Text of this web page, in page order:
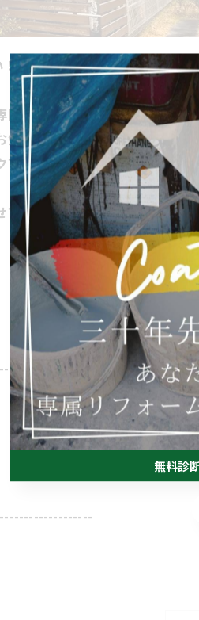
！！
の資格をもったスタッフが
軽にお問い合わせください！
下さい
下さい。
無料診
無料診